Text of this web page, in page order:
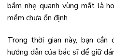
bầm nhẹ quanh vùng mắt là
mềm chưa ổn định.
Trong thời gian này, bạn
hướng dẫn của bác sĩ để giữ